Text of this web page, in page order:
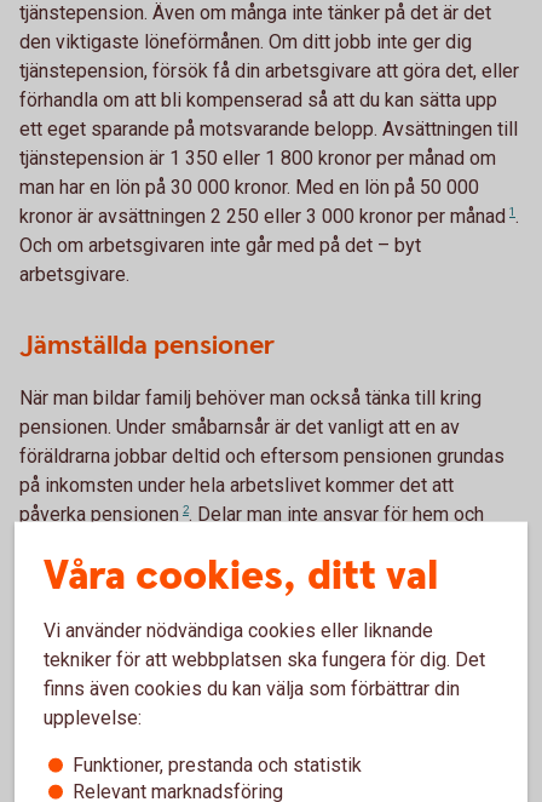
tjänstepension. Även om många inte tänker på det är det
den viktigaste löneförmånen. Om ditt jobb inte ger dig
tjänstepension, försök få din arbetsgivare att göra det, eller
förhandla om att bli kompenserad så att du kan sätta upp
ett eget sparande på motsvarande belopp. Avsättningen till
tjänstepension är 1 350 eller 1 800 kronor per månad om
man har en lön på 30 000 kronor. Med en lön på 50 000
kronor är avsättningen 2 250 eller 3 000 kronor per månad 1.
Och om arbetsgivaren inte går med på det – byt
arbetsgivare.
Jämställda pensioner
När man bildar familj behöver man också tänka till kring
pensionen. Under småbarnsår är det vanligt att en av
föräldrarna jobbar deltid och eftersom pensionen grundas
på inkomsten under hela arbetslivet kommer det att
påverka pensionen 2. Delar man inte ansvar för hem och
fortsätter jobba heltid kompenserar den som eventuellt
jobbar deltid ekonomiskt. Inte bara för den löpande lönen
varje månad utan också för den lägre avsättning till pension
som sker till följd av det. Man kan till exempel föra över
pensionsrätter eller spara till pension i den andras namn.
På så sätt ökar man förutsättningarna för en hållbar
Våra cookies, ditt val
Vi använder nödvändiga cookies eller liknande
tekniker för att webbplatsen ska fungera för dig. Det
finns även cookies du kan välja som förbättrar din
upplevelse:
Funktioner, prestanda och statistik
Relevant marknadsföring